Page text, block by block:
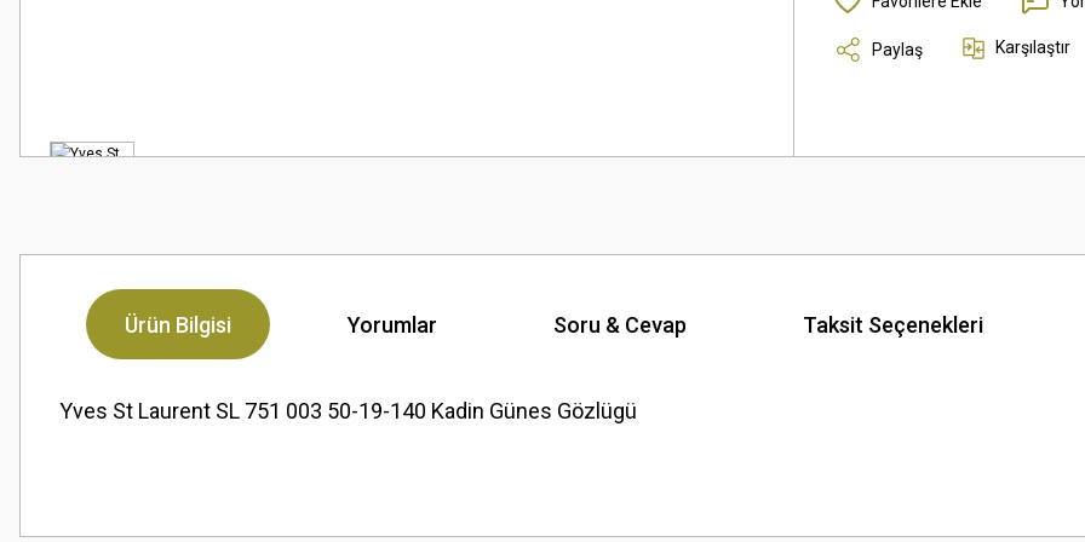
Paylaş Karşılaştır
Ürün Bilgisi Yorumlar Soru & Cevap Taksit Seçenekleri
Yves St Laurent SL 751 003 50-19-140 Kadin Günes Gözlügü
Görüş ve önerileriniz için teşekkür ederiz.